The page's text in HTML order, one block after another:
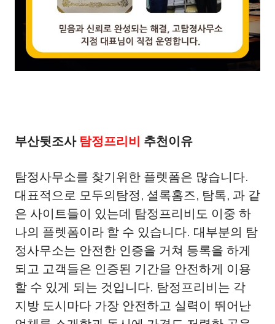
부산뒷조사 탐정프리비 추천이유
탐정사무소를 찾기위한 플렛폼은 많습니다.
대표적으로 모두의탐정, 셜록홈즈, 탐톡, 과 같
은 사이트들이 있는데 탐정프리비도 이중 하
나의 플렛폼이라 할 수 있습니다. 대부분의 탐
정사무소는 안전한 인증을 거쳐 등록을 하게
되고 고객들은 인증된 기간을 안전하게 이용
할 수 있게 되는 것입니다. 탐정프리비는 각
지방 도시마다 가장 안전하고 실력이 뛰어난